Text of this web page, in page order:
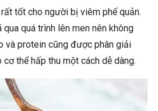
tốt cho người bị viêm phế quản.
quá trình lên men nên không
và protein cũng được phân giải
thể hấp thu một cách dễ dàng.